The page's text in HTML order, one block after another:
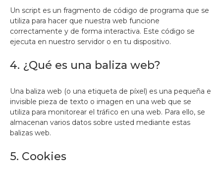
Un script es un fragmento de código de programa que se
utiliza para hacer que nuestra web funcione
correctamente y de forma interactiva. Este código se
ejecuta en nuestro servidor o en tu dispositivo.
4. ¿Qué es una baliza web?
Una baliza web (o una etiqueta de píxel) es una pequeña e
invisible pieza de texto o imagen en una web que se
utiliza para monitorear el tráfico en una web. Para ello, se
almacenan varios datos sobre usted mediante estas
balizas web.
5. Cookies